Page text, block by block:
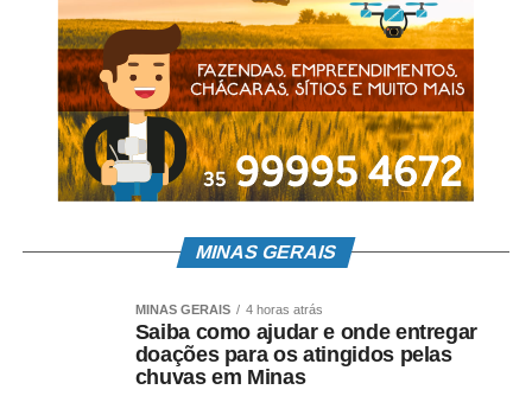
MINAS GERAIS
MINAS GERAIS 4 horas atrás
Saiba como ajudar e onde entregar
doações para os atingidos pelas
chuvas em Minas